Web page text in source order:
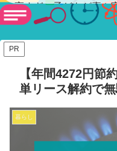
高すぎ…子どもが喜ぶ
験ショー
PR
【年間4272円節
単リース解約で
暮らし